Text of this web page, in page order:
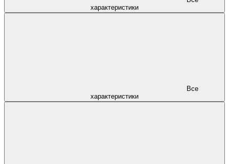
характеристики
характеристики